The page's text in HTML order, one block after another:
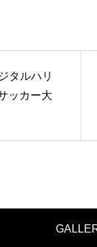
タルハリ
ッカー大